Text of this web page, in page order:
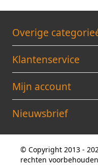
Overige
Klantenservice
Mijn account
Nieuwsbrief
© Copyright 2013 -
rechten